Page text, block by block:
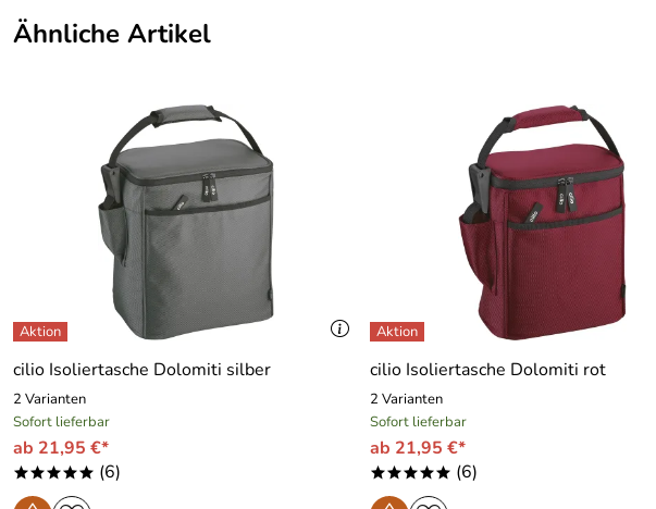
Ähnliche Artikel
cilio Isoliertasche Dolomiti silber
2 Varianten
Sofort lieferbar
ab 21,95 €*
***** (6)
cilio Isoliertasche Dolomiti rot
2 Varianten
Sofort lieferbar
ab 21,95 €*
***** (6)